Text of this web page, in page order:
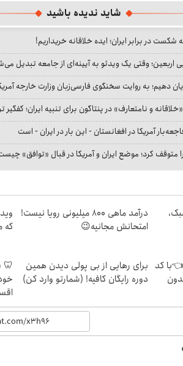
شاید ندیده باشید
شکست در برابر ایران؛ ایده خلاقانه خریداریم!
اربعین؛ وقتی یک ویدئو به آیینه‌ای از جامعه تبدیل
دهیم؛ به روایت سخنگوی فارسی‌زبان وزارت خارجه
و نامتعارف» در پنتاگون برای تنبیه ایران؛
آمریکا در افغانستان - این بار در ایران - است
متوقف کرد؛ موضع ایران و آمریکا در قبال «توافق»
درآمد ماهی 800 میلیونی رویا نیست!
امتحانش مجانیه😉
که
کد برای رهایی از بی پولی دیدن همین
دوره رایگان کافیه! (شمارتو وارد کن)
🦷